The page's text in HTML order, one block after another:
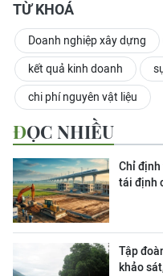
TỪ KHOÁ
Doanh nghiệp xây dựng
kết quả kinh doanh
chi phí nguyên vật liệu
ĐỌC NHIỀU
Chỉ định
tái định
Tập
khảo